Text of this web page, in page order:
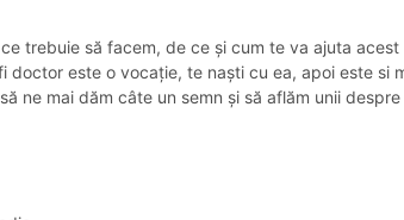
trebuie să facem, de ce și cum te va ajuta acest
este o vocație, te naști cu ea, apoi este si
ne mai dăm câte un semn și să aflăm unii despre